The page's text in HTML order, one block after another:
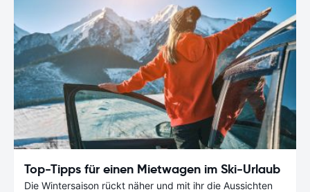
Top-Tipps für einen Mietwagen im Ski-Urlaub
Die Wintersaison rückt näher und mit ihr die Aussichten